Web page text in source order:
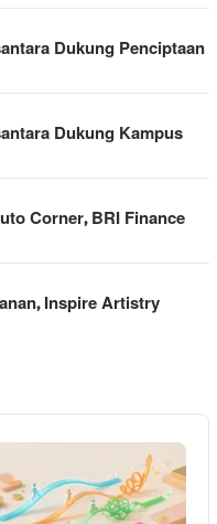
Dukung Penciptaan
Dukung Kampus
Corner, BRI Finance
Inspire Artistry